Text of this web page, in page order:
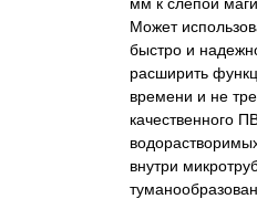
Может
быстро и
расширить
времени и не
качественного
внутри